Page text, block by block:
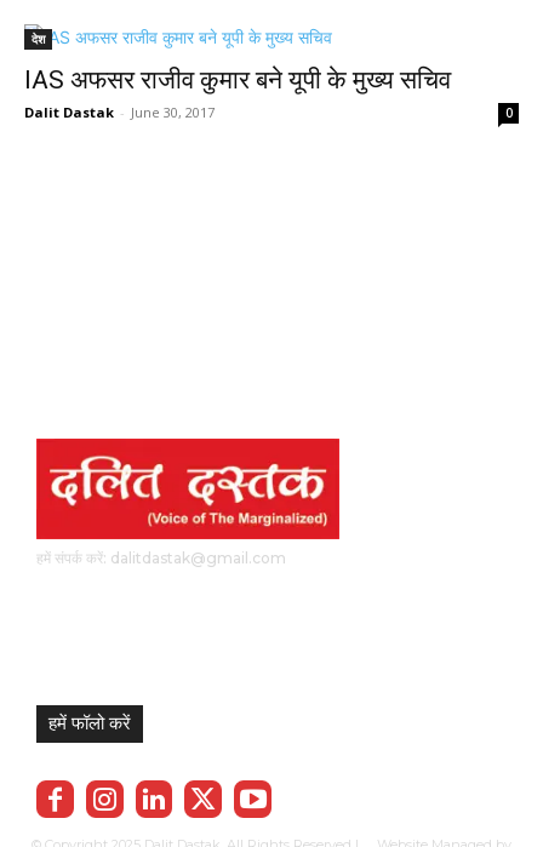
देश
IAS अफसर राजीव कुमार बने यूपी के मुख्य सचिव
Dalit Dastak - June 30, 2017 0
हमें संपर्क करें: dalitdastak@gmail.com
हमें फॉलो करें